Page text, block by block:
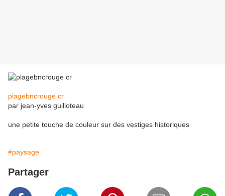
plagebncrouge cr
par jean-yves guilloteau
une petite touche de couleur sur des vestiges historiques
#paysage
Partager